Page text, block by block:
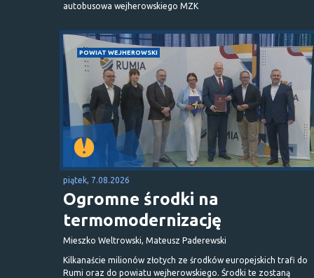
autobusowa wejherowskiego MZK
POWIAT WEJHEROWSKI
piątek, 7.08.2026
Ogromne środki na
termomodernizację
Mieszko Weltrowski, Mateusz Paderewski
Kilkanaście milionów złotych ze środków europejskich trafi do
Rumi oraz do powiatu wejherowskiego. Środki te zostaną